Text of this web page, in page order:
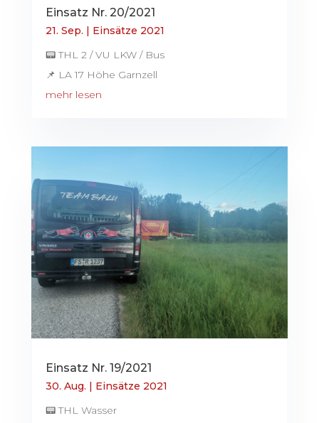
Einsatz Nr. 20/2021
21. Sep. | Einsätze 2021
📟 THL 2 / VU LKW / Bus
📌 LA 17 Höhe Garnzell
mehr lesen
Einsatz Nr. 19/2021
30. Aug. | Einsätze 2021
📟 THL Wasser